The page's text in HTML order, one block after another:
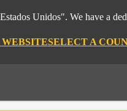
Unidos". We have a
SELECT A